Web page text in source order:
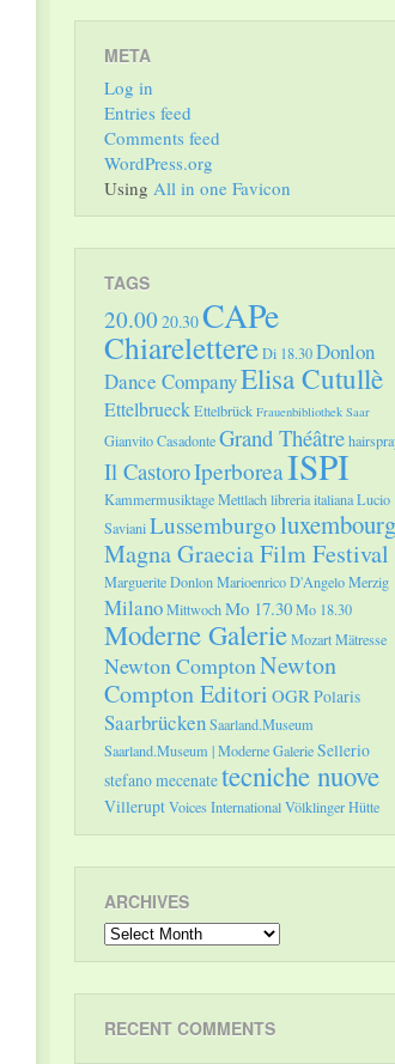
META
Log in
Entries feed
Comments feed
WordPress.org
Using All in one Favicon
TAGS
20.00 20.30CAPe
ChiarelettereDi 18.30Donlon
Dance CompanyElisa Cutullè
EttelbrueckEttelbrück Frauenbibliothek Saar
Gianvito CasadonteGrand Théâtre
Il CastoroIperboreaISPI
Kammermusiktage Mettlachlibreria italianaLucio
SavianiLussemburgoluxembourg
Magna Graecia Film Festival
Marguerite DonlonMarioenrico D'AngeloMerzig
MilanoMittwochMo 17.30Mo 18.30
Moderne GalerieMozartMätresse
Newton ComptonNewton
Compton Editori OGRPolaris
SaarbrückenSaarland.Museum
Saarland.Museum | Moderne GalerieSellerio
stefano mecenatetecniche nuove
VilleruptVoices InternationalVölklinger Hütte
ARCHIVES
Archives
RECENT COMMENTS